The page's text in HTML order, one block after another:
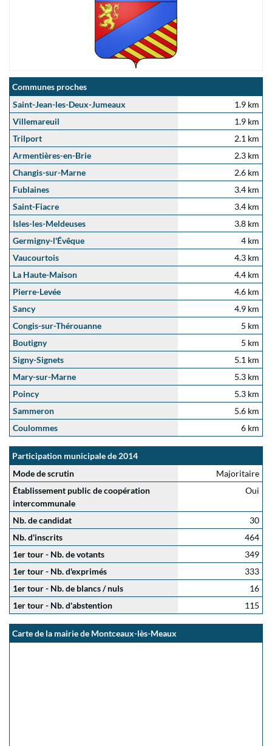
Communes proches
Saint-Jean-les-Deux-Jumeaux
1.9 km
Villemareuil
1.9 km
Trilport
2.1 km
Armentières-en-Brie
2.3 km
Changis-sur-Marne
2.6 km
Fublaines
3.4 km
Saint-Fiacre
3.4 km
Isles-les-Meldeuses
3.8 km
Germigny-l'Évêque
4 km
Vaucourtois
4.3 km
La Haute-Maison
4.4 km
Pierre-Levée
4.6 km
Sancy
4.9 km
Congis-sur-Thérouanne
5 km
Boutigny
5 km
Signy-Signets
5.1 km
Mary-sur-Marne
5.3 km
Poincy
5.3 km
Sammeron
5.6 km
Coulommes
6 km
Participation municipale de 2014
Mode de scrutin
Majoritaire
Établissement public de coopération
intercommunale
Oui
Nb. de candidat
30
Nb. d'inscrits
464
1er tour - Nb. de votants
349
1er tour - Nb. d'exprimés
333
1er tour - Nb. de blancs / nuls
16
1er tour - Nb. d'abstention
115
Carte de la mairie de Montceaux-lès-Meaux